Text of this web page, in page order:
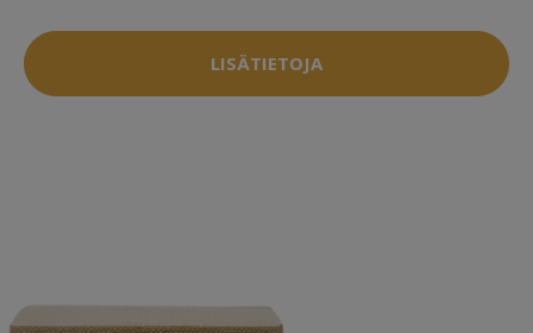
LISÄTIETOJA